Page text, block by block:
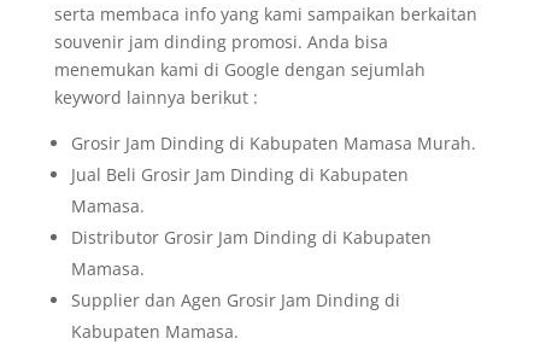
serta membaca info yang kami sampaikan berkaitan
souvenir jam dinding promosi. Anda bisa
menemukan kami di Google dengan sejumlah
keyword lainnya berikut :
Grosir Jam Dinding di Kabupaten Mamasa Murah.
Jual Beli Grosir Jam Dinding di Kabupaten
Mamasa.
Distributor Grosir Jam Dinding di Kabupaten
Mamasa.
Supplier dan Agen Grosir Jam Dinding di
Kabupaten Mamasa.